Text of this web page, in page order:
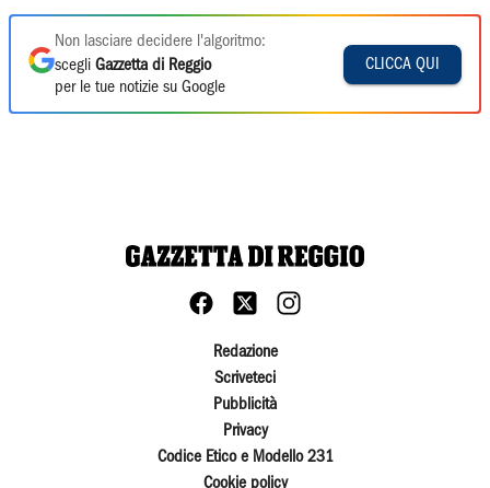
Non lasciare decidere l'algoritmo:
scegli Gazzetta di Reggio
per le tue notizie su Google
CLICCA QUI
Redazione
Scriveteci
Pubblicità
Privacy
Codice Etico e Modello 231
Cookie policy